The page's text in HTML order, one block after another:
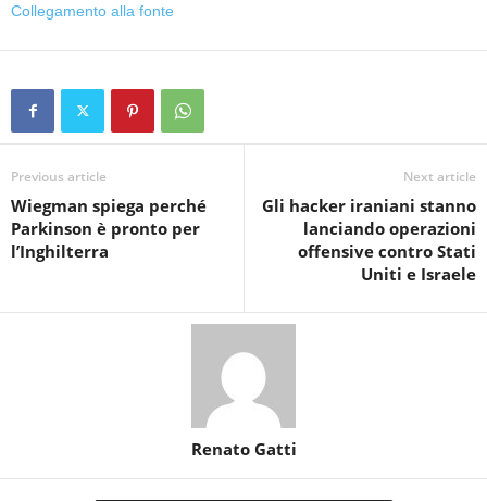
Collegamento alla fonte
Previous article
Wiegman spiega perché
Parkinson è pronto per
l’Inghilterra
Next article
Gli hacker iraniani stanno
lanciando operazioni
offensive contro Stati
Uniti e Israele
Renato Gatti